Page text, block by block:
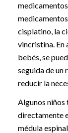
cisplatino, la
vincristina. En
bebés, se
seguida de un
reducir la
Algunos
directamente
médula